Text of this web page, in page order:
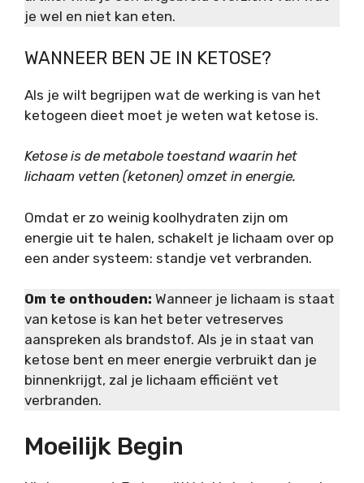
je wel en niet kan eten.
WANNEER BEN JE IN KETOSE?
Als je wilt begrijpen wat de werking is van het
ketogeen dieet moet je weten wat ketose is.
Ketose is de metabole toestand waarin het
lichaam vetten (ketonen) omzet in energie.
Omdat er zo weinig koolhydraten zijn om
energie uit te halen, schakelt je lichaam over op
een ander systeem: standje vet verbranden.
Om te onthouden: Wanneer je lichaam is staat
van ketose is kan het beter vetreserves
aanspreken als brandstof. Als je in staat van
ketose bent en meer energie verbruikt dan je
binnenkrijgt, zal je lichaam efficiënt vet
verbranden.
Moeilijk Begin